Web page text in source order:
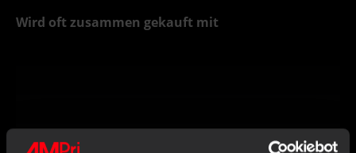
Wird oft zusammen gekauft mit